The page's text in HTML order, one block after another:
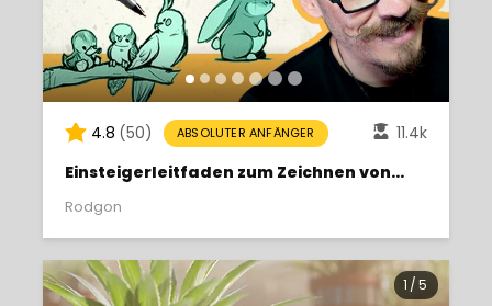
4.8 (50) ABSOLUTER ANFÄNGER
11.4k
Einsteigerleitfaden zum Zeichnen von
Rodgon
1 /5